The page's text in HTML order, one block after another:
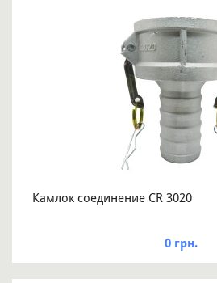
Камлок соединение CR 3020
0 грн.